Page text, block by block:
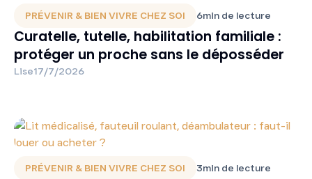
PRÉVENIR & BIEN VIVRE CHEZ SOI 6min de lecture
Curatelle, tutelle, habilitation familiale :
protéger un proche sans le déposséder
Lise17/7/2026
PRÉVENIR & BIEN VIVRE CHEZ SOI 3min de lecture